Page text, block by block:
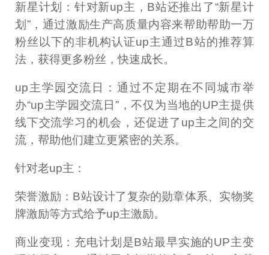
新星计划：针对新up主，B站还推出了“新星计
划”，通过激励生产高质量内容来帮助帮助一万
粉丝以下的非机构认证up主通过B站的推荐算
法，获得更多粉丝，快速成长。
up主学园交流日：通过不定期在不同城市举
办“up主学园交流日”，不仅为当地的UP主提供
线下交流学习的机会，还促进了up主之间的交
流，帮助他们建立更紧密的关系。
针对老up主：
荣誉激励：B站设计了复杂的勋章体系、实物奖
牌激励等方式给予up主激励。
商业变现：充电计划是B站最早实施的UP主变